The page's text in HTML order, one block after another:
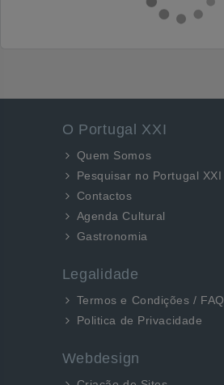
O Portugal XXI
Quem Somos
Pesquisar no Portugal XXI
Contactos
Agenda Cultural
Gastronomia
Legalidade
Termos e Condições / FAQ
Politica de Privacidade
Webdesign